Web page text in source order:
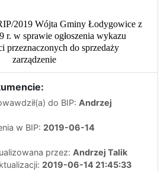
2019 Wójta Gminy Łodygowice z
r. w sprawie ogłoszenia wykazu
przeznaczonych do sprzedaży
zarządzenie
do BIP: Andrzej
w BIP: 2019-06-14
przez: Andrzej Talik
2019-06-14 21:45:33